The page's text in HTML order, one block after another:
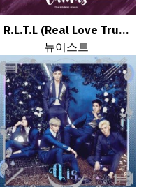
R.L.T.L (Real Love Tru...
뉴이스트